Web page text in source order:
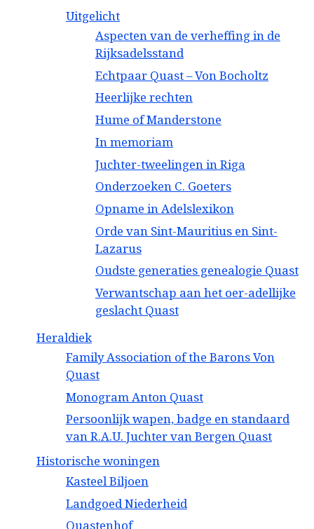
Uitgelicht
Aspecten van de verheffing in de
Rijksadelsstand
Echtpaar Quast – Von Bocholtz
Heerlijke rechten
Hume of Manderstone
In memoriam
Juchter-tweelingen in Riga
Onderzoeken C. Goeters
Opname in Adelslexikon
Orde van Sint-Mauritius en Sint-
Lazarus
Oudste generaties genealogie Quast
Verwantschap aan het oer-adellijke
geslacht Quast
Heraldiek
Family Association of the Barons Von
Quast
Monogram Anton Quast
Persoonlijk wapen, badge en standaard
van R.A.U. Juchter van Bergen Quast
Historische woningen
Kasteel Biljoen
Landgoed Niederheid
Quastenhof